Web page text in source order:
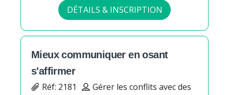
DÉTAILS & INSCRIPTION
Mieux communiquer en osant
s'affirmer
Réf: 2181
Gérer les conflits avec des